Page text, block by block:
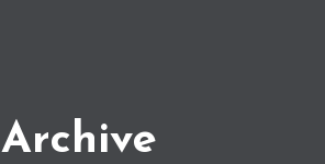
Archive